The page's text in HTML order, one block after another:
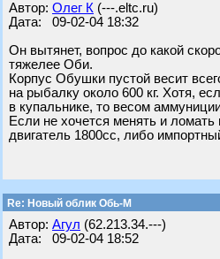
Автор: Олег К (---.eltc.ru)
Дата: 09-02-04 18:32
Он вытянет, вопрос до какой
тяжелее Оби.
Корпус Обушки пустой весит
на рыбалку около 600 кг. Хотя,
в купальнике, то весом
Если не хочется менять и
двигатель 1800сс, либо
Re: Новый облик Обь-М
Автор: Агул (62.213.34.---)
Дата: 09-02-04 18:52